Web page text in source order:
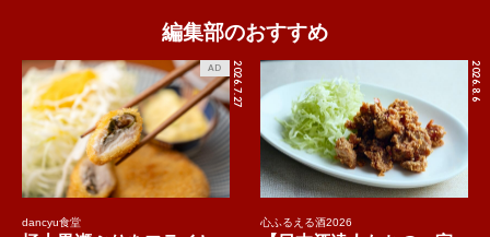
編集部のおすすめ
2026.7.27
AD
dancyu食堂
2026.8.6
心ふるえる酒2026